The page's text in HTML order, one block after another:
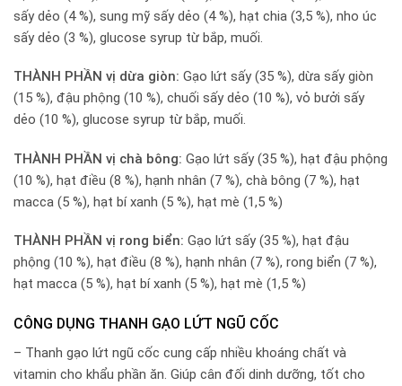
sấy dẻo (4 %), sung mỹ sấy dẻo (4 %), hạt chia (3,5 %), nho úc
sấy dẻo (3 %), glucose syrup từ bắp, muối.
THÀNH PHẦN vị dừa giòn: Gạo lứt sấy (35 %), dừa sấy giòn
(15 %), đậu phộng (10 %), chuối sấy dẻo (10 %), vỏ bưởi sấy
dẻo (10 %), glucose syrup từ bắp, muối.
THÀNH PHẦN vị chà bông: Gạo lứt sấy (35 %), hạt đậu phộng
(10 %), hạt điều (8 %), hạnh nhân (7 %), chà bông (7 %), hạt
macca (5 %), hạt bí xanh (5 %), hạt mè (1,5 %)
THÀNH PHẦN vị rong biển: Gạo lứt sấy (35 %), hạt đậu
phộng (10 %), hạt điều (8 %), hạnh nhân (7 %), rong biển (7 %),
hạt macca (5 %), hạt bí xanh (5 %), hạt mè (1,5 %)
CÔNG DỤNG THANH GẠO LỨT NGŨ CỐC
– Thanh gạo lứt ngũ cốc cung cấp nhiều khoáng chất và
vitamin cho khẩu phần ăn. Giúp cân đối dinh dưỡng, tốt cho